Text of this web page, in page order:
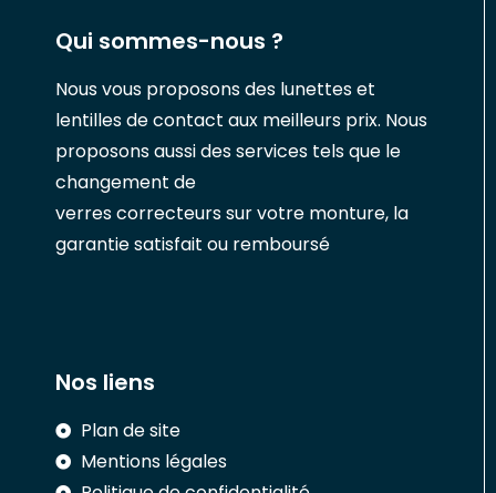
Qui sommes-nous ?
Nous vous proposons des lunettes et
lentilles de contact aux meilleurs prix. Nous
proposons aussi des services tels que le
changement de
verres correcteurs sur votre monture, la
garantie satisfait ou remboursé
Nos liens
Plan de site
Mentions légales